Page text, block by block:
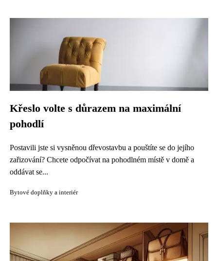
Křeslo volte s důrazem na maximální
pohodlí
Postavili jste si vysněnou dřevostavbu a pouštíte se do jejího
zařizování? Chcete odpočívat na pohodlném místě v domě a
oddávat se...
Bytové doplňky a interiér